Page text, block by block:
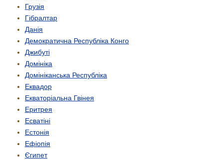
Грузія
Гібралтар
Данія
Демократична Республіка Конго
Джибуті
Домініка
Домініканська Республіка
Еквадор
Екваторіальна Гвінея
Еритрея
Есватіні
Естонія
Ефіопія
Єгипет